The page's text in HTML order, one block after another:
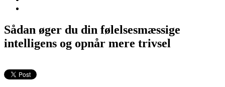
Sådan øger du din følelsesmæssige
intelligens og opnår mere trivsel